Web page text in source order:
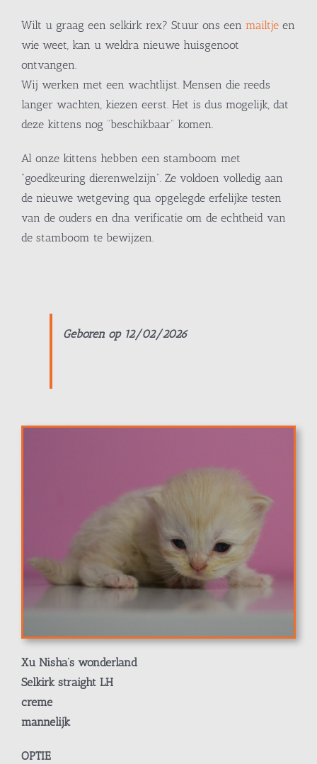
Wilt u graag een selkirk rex? Stuur ons een mailtjeen
wie weet, kan u weldra nieuwe huisgenoot
ontvangen.
Wij werken met een wachtlijst. Mensen die reeds
langer wachten, kiezen eerst. Het is dus mogelijk, dat
deze kittens nog “beschikbaar” komen.
Al onze kittens hebben een stamboom met
“goedkeuring dierenwelzijn”. Ze voldoen volledig aan
de nieuwe wetgeving qua opgelegde erfelijke testen
van de ouders en dna verificatie om de echtheid van
de stamboom te bewijzen.
Geboren op 12/02/2026
Xu Nisha’s wonderland
Selkirk straight LH
creme
mannelijk
OPTIE